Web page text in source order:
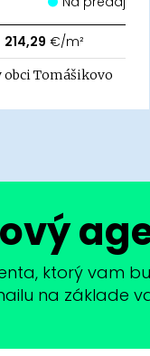
214,29 €/m²
obci Tomášikovo
ktorý vam
na základe